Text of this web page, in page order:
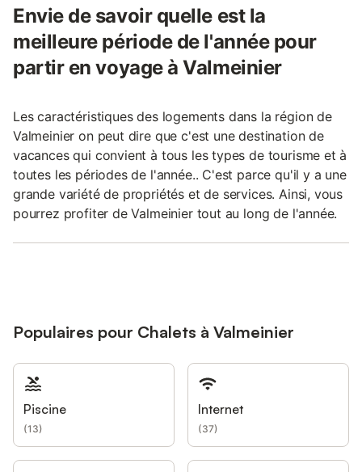
Envie de savoir quelle est la
meilleure période de l'année pour
partir en voyage à Valmeinier
Les caractéristiques des logements dans la région de
Valmeinier on peut dire que c'est une destination de
vacances qui convient à tous les types de tourisme et à
toutes les périodes de l'année.. C'est parce qu'il y a une
grande variété de propriétés et de services. Ainsi, vous
pourrez profiter de Valmeinier tout au long de l'année.
Populaires pour Chalets à Valmeinier
Piscine
(13)
Internet
(37)